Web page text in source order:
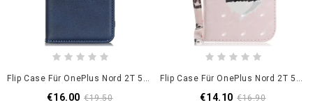
Flip Case Für OnePlus Nord 2T 5G Doppelter Verschluss
€16.00 €19.50
Flip Case Für OnePlus Nord 2T 5G Mit Kordel Panda Love Mit Schlüsselband
€14.10 €16.90